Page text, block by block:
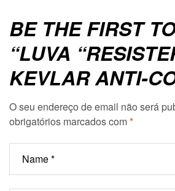
BE THE FIRST
“LUVA
KEVLAR ANTI-
O seu endereço de email não será
obrigatórios marcados com*